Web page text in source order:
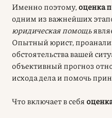
Именно поэтому, оценка
одним из важнейших
юридическая помощь
Опытный юрист,
обстоятельства вашей
объективный прогноз
исхода дела и помочь
Что включает в себя